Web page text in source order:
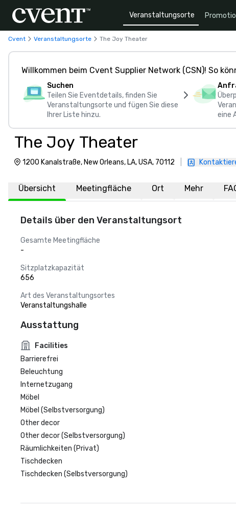
Veranstaltungsorte
Cvent Veranstaltungsorte The Joy Theater
Willkommen beim Cvent Supplier Network (CSN)! So
Suchen
Teilen Sie Eventdetails, finden Sie
Veranstaltungsorte und fügen Sie diese
Ihrer Liste hinzu.
eine
The Joy Theater
1200 Kanalstraße, New Orleans, LA, USA, 70112
Übersicht Meetingfläche Ort Mehr
Details über den Veranstaltungsort
Gesamte Meetingfläche
-
Sitzplatzkapazität
656
Art des Veranstaltungsortes
Veranstaltungshalle
Ausstattung
Facilities
Barrierefrei
Beleuchtung
Internetzugang
Möbel
Möbel (Selbstversorgung)
Other decor
Other decor (Selbstversorgung)
Räumlichkeiten (Privat)
Tischdecken
Tischdecken (Selbstversorgung)